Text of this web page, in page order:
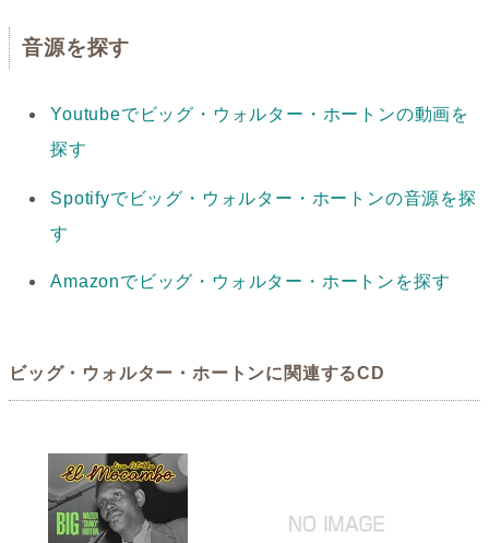
音源を探す
Youtubeでビッグ・ウォルター・ホートンの動画を
探す
Spotifyでビッグ・ウォルター・ホートンの音源を探
す
Amazonでビッグ・ウォルター・ホートンを探す
ビッグ・ウォルター・ホートンに関連するCD